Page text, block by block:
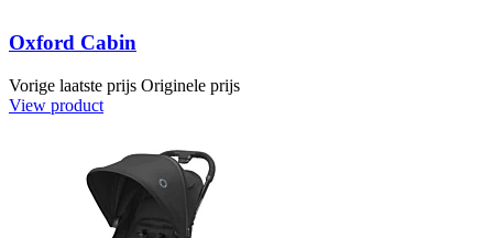
Oxford Cabin
Vorige laatste prijs Originele prijs
View product